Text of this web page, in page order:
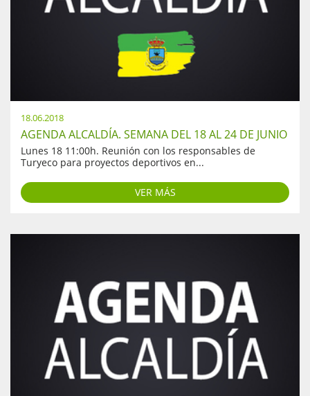
18.06.2018
AGENDA ALCALDÍA. SEMANA DEL 18 AL 24 DE JUNIO
Lunes 18 11:00h. Reunión con los responsables de
Turyeco para proyectos deportivos en...
VER MÁS